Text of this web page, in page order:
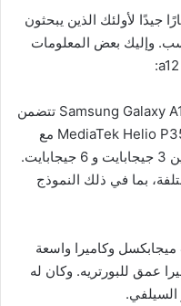
جيدًا لأولئك الذين يبحثون
وإليك بعض المعلومات
1. كانت المواصفات الرئيسية لهاتف Samsung Galaxy A12 تتضمن
شاشة كبيرة بحجم 6.5 بوصة ومعالج MediaTek Helio P35 مع
ذاكرة وصول عشوائي (RAM) تتراوح بين 3 جيجابايت و 6 جيجابايت.
بما في ذلك النموذج
2. تميز الهاتف بكاميرا رئيسية بدقة 48 ميجابكسل وكاميرا واسعة
عمق للبورتريه. وكان له